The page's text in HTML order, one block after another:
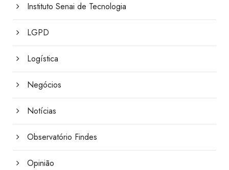
Instituto Senai de Tecnologia
LGPD
Logística
Negócios
Notícias
Observatório Findes
Opinião